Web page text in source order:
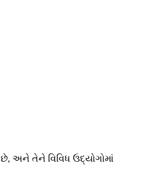
અને તેને વિવિધ ઉદ્યોગોમાં